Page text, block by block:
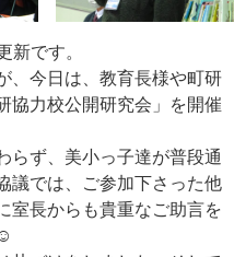
です。
、今日は、教育長様や町研
協力校公開研究会」を開催
ず、美小っ子達が普段通
議では、ご参加下さった他
室長からも貴重なご助言を